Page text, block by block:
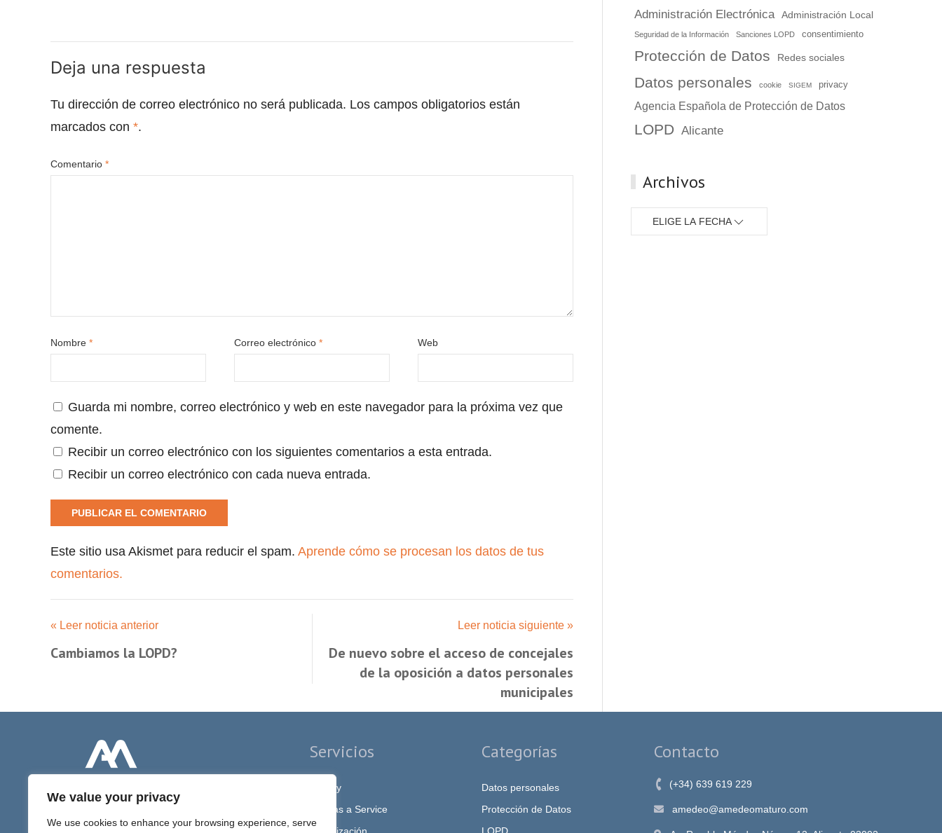
We value your privacy
We use cookies to enhance your browsing experience, serve
Deja una respuesta
Tu dirección de correo electrónico no será publicada. Los campos obligatorios están
marcados con *.
Comentario *
Nombre * Correo electrónico* Web
Guarda mi nombre, correo electrónico y web en este navegador para la próxima vez que
comente.
Recibir un correo electrónico con los siguientes comentarios a esta entrada.
Recibir un correo electrónico con cada nueva entrada.
Este sitio usa Akismet para reducir el spam. Aprende cómo se procesan los datos de tus
comentarios.
« Leer noticia anterior
Cambiamos la LOPD?
Leer noticia siguiente »
De nuevo sobre el acceso de concejales
de la oposición a datos personales
municipales
Administración Electrónica Administración Local
Seguridad de la Información Sanciones LOPD consentimiento
Protección de Datos Redes sociales
Datos personales cookie SIGEM privacy
Agencia Española de Protección de Datos
LOPD Alicante
Archivos
ELIGE LA FECHA
Servicios
Privacy
DPO as a Service
Categorías
Datos personales
Protección de Datos
Contacto
(+34) 639 619 229
amedeo@amedeomaturo.com